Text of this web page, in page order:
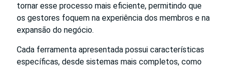
tornar esse processo mais eficiente, permitindo que
os gestores foquem na experiência dos membros e na
expansão do negócio.
Cada ferramenta apresentada possui características
específicas, desde sistemas mais completos, como